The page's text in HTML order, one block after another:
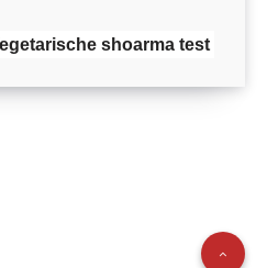
shoarma test